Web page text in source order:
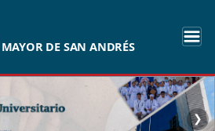
DE SAN ANDRÉS
❯